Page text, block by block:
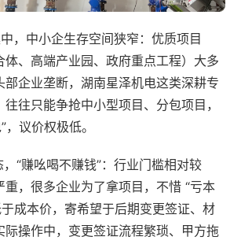
，中小企生存空间狭窄：优质项目
体、高端产业园、政府重点工程）大多
部企业垄断，湖南星泽机电这类深耕专
往只能争抢中小型项目、分包项目，
议价权极低。
“赚吆喝不赚钱”：行业门槛相对较
重，很多企业为了拿项目，不惜 “亏本
成本价，寄希望于后期变更签证、材
际操作中，变更签证流程繁琐、甲方拖